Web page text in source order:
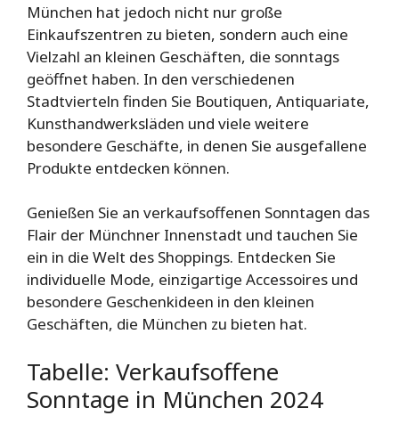
München hat jedoch nicht nur große
Einkaufszentren zu bieten, sondern auch eine
Vielzahl an kleinen Geschäften, die sonntags
geöffnet haben. In den verschiedenen
Stadtvierteln finden Sie Boutiquen, Antiquariate,
Kunsthandwerksläden und viele weitere
besondere Geschäfte, in denen Sie ausgefallene
Produkte entdecken können.
Genießen Sie an verkaufsoffenen Sonntagen das
Flair der Münchner Innenstadt und tauchen Sie
ein in die Welt des Shoppings. Entdecken Sie
individuelle Mode, einzigartige Accessoires und
besondere Geschenkideen in den kleinen
Geschäften, die München zu bieten hat.
Tabelle: Verkaufsoffene
Sonntage in München 2024